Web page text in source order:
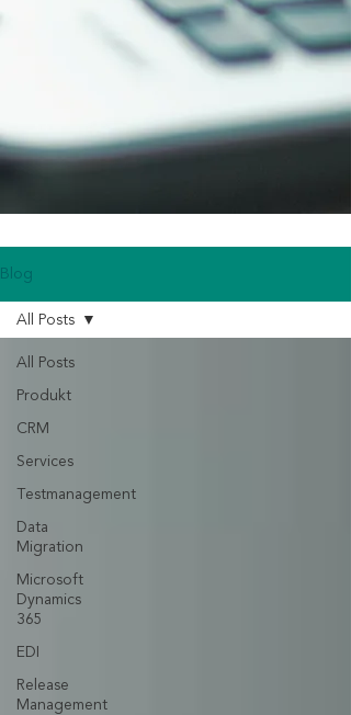
Blog
All Posts
Produkt
CRM
Services
Testmanagement
Data
Migration
Microsoft
Dynamics
365
EDI
Release
Management
All Posts